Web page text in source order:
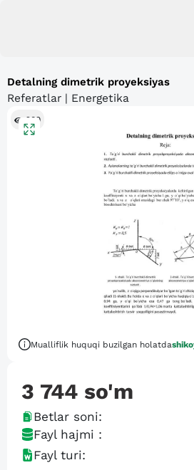
Detalning dimetrik proyeksiyas
Referatlar | Energetika
209
Mualliflik huquqi buzilgan holatda
3 744 so'm
Betlar soni:
Fayl hajmi :
Fayl turi: